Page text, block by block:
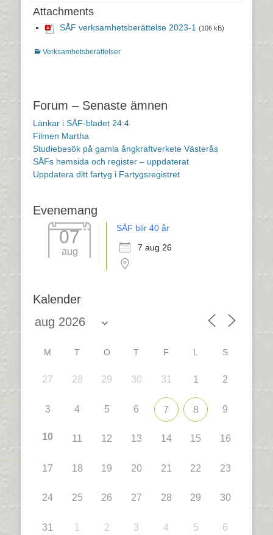
Attachments
SÅF verksamhetsberättelse 2023-1 (106 kB)
Kategorier
Verksamhetsberättelser
Forum – Senaste ämnen
Länkar i SÅF-bladet 24:4
Filmen Martha
Studiebesök på gamla ångkraftverkete Västerås
SÅFs hemsida och register – uppdaterat
Uppdatera ditt fartyg i Fartygsregistret
Evenemang
07
aug
SÅF blir 40 år
7 aug 26
Kalender
M T O T F L S
27 28 29 30 31 1 2
3 4 5 6 7 8 9
10 11 12 13 14 15 16
17 18 19 20 21 22 23
24 25 26 27 28 29 30
31 1 2 3 4 5 6